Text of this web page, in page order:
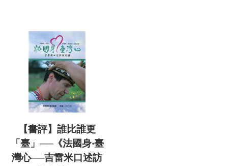
【書評】誰比誰更
「臺」──《法國身‧臺
灣心──吉雷米口述訪